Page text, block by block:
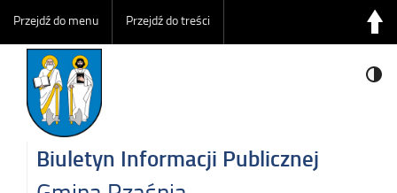
Przejdź do menu Przejdź do treści
Biuletyn Informacji Publicznej